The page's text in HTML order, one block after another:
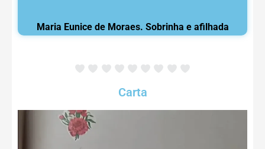
Maria Eunice de Moraes. Sobrinha e afilhada
Carta